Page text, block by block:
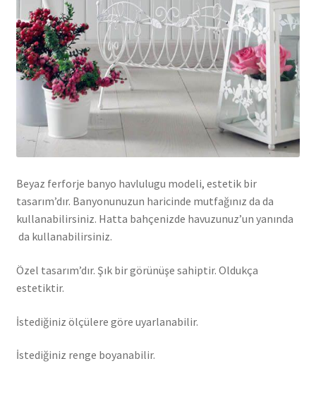
Beyaz ferforje banyo havlulugu modeli, estetik bir
tasarım’dır. Banyonunuzun haricinde mutfağınız da da
kullanabilirsiniz. Hatta bahçenizde havuzunuz’un yanında
da kullanabilirsiniz.
Özel tasarım’dır. Şık bir görünüşe sahiptir. Oldukça
estetiktir.
İstediğiniz ölçülere göre uyarlanabilir.
İstediğiniz renge boyanabilir.